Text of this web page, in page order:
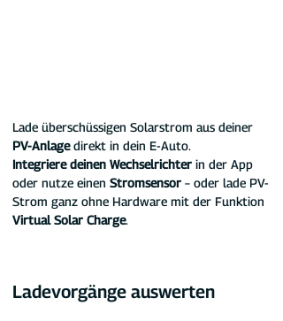
Lade überschüssigen Solarstrom aus deiner
PV-Anlage direkt in dein E-Auto.
Integriere deinen Wechselrichter in der App
oder nutze einen Stromsensor – oder lade PV-
Strom ganz ohne Hardware mit der Funktion
Virtual Solar Charge.
Ladevorgänge auswerten